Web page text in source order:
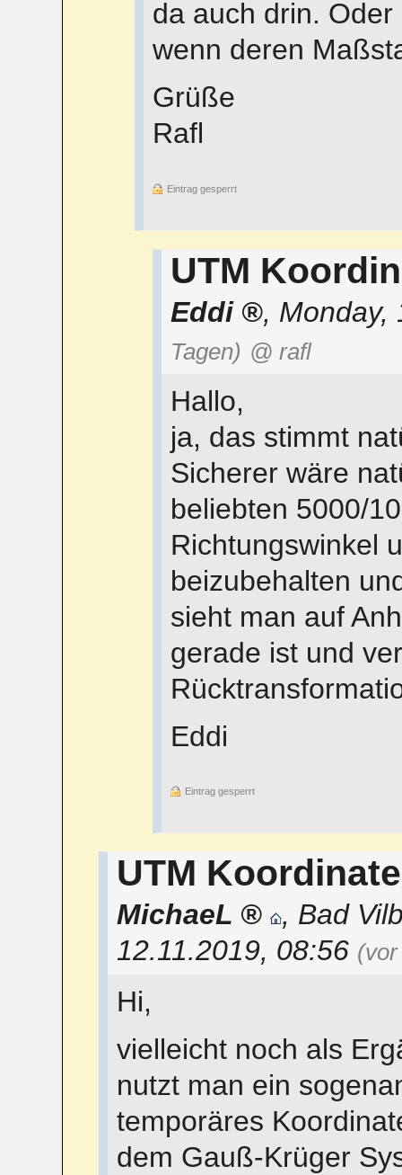
da auch drin.
wenn deren
Grüße
Rafl
Eintrag gesperrt
UTM
Eddi , Monday,
Tagen) @ rafl
Hallo,
ja, das stimmt
Sicherer wäre
beliebten 5000/
Richtungswinkel
beizubehalten
sieht man auf
gerade ist und
Eddi
Eintrag gesperrt
UTM
MichaeL , Bad
12.11.2019, 08:56
Hi,
vielleicht noch als
nutzt man ein
temporäres
dem Gauß-Krüger